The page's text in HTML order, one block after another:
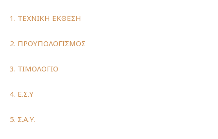
1. ΤΕΧΝΙΚΗ ΕΚΘΕΣΗ
2. ΠΡΟΥΠΟΛΟΓΙΣΜΟΣ
3. ΤΙΜΟΛΟΓΙΟ
4. Ε.Σ.Υ
5. Σ.Α.Υ.